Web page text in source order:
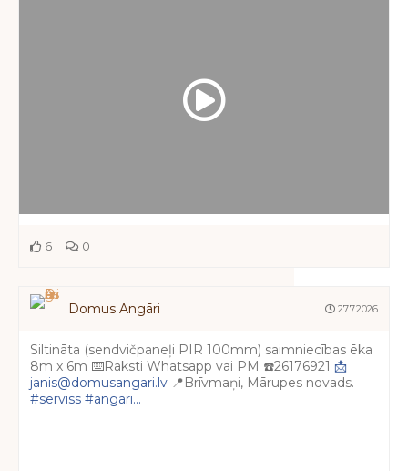
6 0
Domus Angāri 27.7.2026
Siltināta (sendvičpaneļi PIR 100mm) saimniecības ēka
8m x 6m ⌨️Raksti Whatsapp vai PM ☎️26176921 📩
janis@domusangari.lv 📍Brīvmaņi, Mārupes novads.
#serviss #angari...